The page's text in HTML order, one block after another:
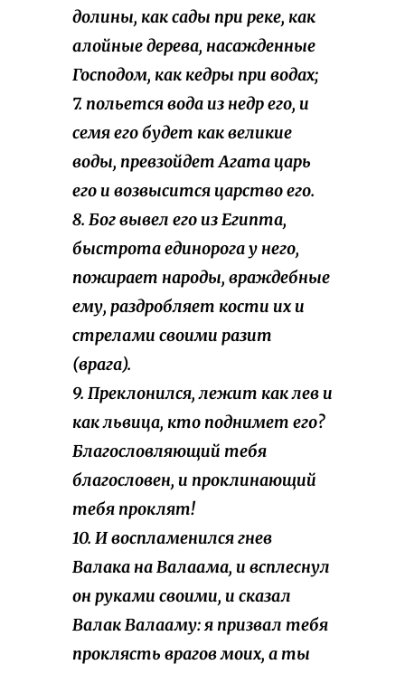
долины, как сады при реке, как
алойные дерева, насажденные
Господом, как кедры при водах;
7. польется вода из недр его, и
семя его будет как великие
воды, превзойдет Агата царь
его и возвысится царство его.
8. Бог вывел его из Египта,
быстрота единорога у него,
пожирает народы, враждебные
ему, раздробляет кости их и
стрелами своими разит
(врага).
9. Преклонился, лежит как лев и
как львица, кто поднимет его?
Благословляющий тебя
благословен, и проклинающий
тебя проклят!
10. И воспламенился гнев
Валака на Валаама, и всплеснул
он руками своими, и сказал
Валак Валааму: я призвал тебя
проклясть врагов моих, а ты